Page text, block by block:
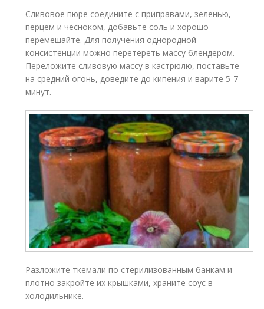
Сливовое пюре соедините с приправами, зеленью,
перцем и чесноком, добавьте соль и хорошо
перемешайте. Для получения однородной
консистенции можно перетереть массу блендером.
Переложите сливовую массу в кастрюлю, поставьте
на средний огонь, доведите до кипения и варите 5-7
минут.
Разложите ткемали по стерилизованным банкам и
плотно закройте их крышками, храните соус в
холодильнике.